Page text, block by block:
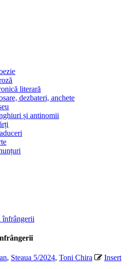
literară
dezbateri, anchete
și antinomii
, Steaua 5/2024, Toni Chira
Insert